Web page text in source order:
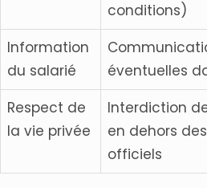
conditions)
Information
du salarié
éventuelles
Respect de
la vie privée
Interdiction
en dehors
officiels